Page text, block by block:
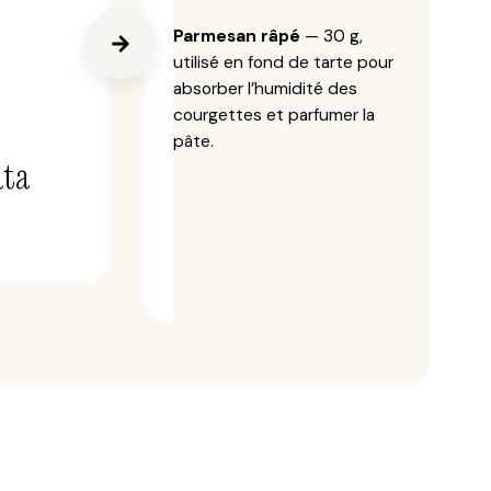
Parmesan râpé — 30 g,
utilisé en fond de tarte pour
absorber l’humidité des
courgettes et parfumer la
pâte.